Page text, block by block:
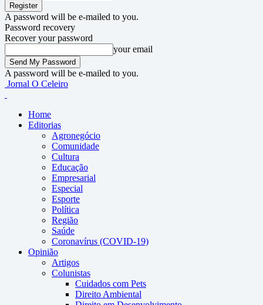
A password will be e-mailed to you.
Password recovery
Recover your password
your email
A password will be e-mailed to you.
Jornal O Celeiro
Home
Editorias
Agronegócio
Comunidade
Cultura
Educação
Empresarial
Especial
Esporte
Política
Região
Saúde
Coronavírus (COVID-19)
Opinião
Artigos
Colunistas
Cuidados com Pets
Direito Ambiental